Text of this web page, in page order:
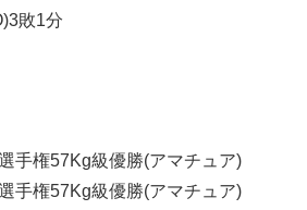
敗1分
手権57Kg級優勝(アマチュア)
手権57Kg級優勝(アマチュア)